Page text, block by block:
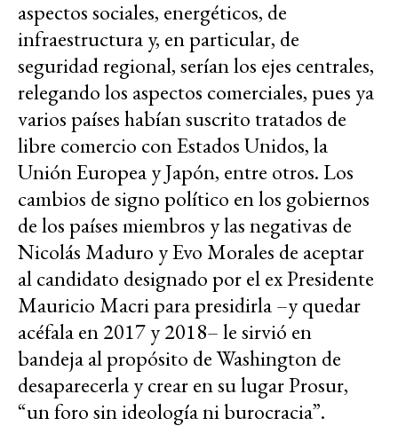
aspectos sociales, energéticos, de
infraestructura y, en particular, de
seguridad regional, serían los ejes centrales,
relegando los aspectos comerciales, pues ya
varios países habían suscrito tratados de
libre comercio con Estados Unidos, la
Unión Europea y Japón, entre otros. Los
cambios de signo político en los gobiernos
de los países miembros y las negativas de
Nicolás Maduro y Evo Morales de aceptar
al candidato designado por el ex Presidente
Mauricio Macri para presidirla –y quedar
acéfala en 2017 y 2018– le sirvió en
bandeja al propósito de Washington de
desaparecerla y crear en su lugar Prosur,
“un foro sin ideología ni burocracia”.